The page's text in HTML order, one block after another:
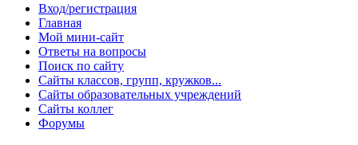
Вход/регистрация
Главная
Мой мини-сайт
Ответы на вопросы
Поиск по сайту
Сайты классов, групп, кружков...
Сайты образовательных учреждений
Сайты коллег
Форумы